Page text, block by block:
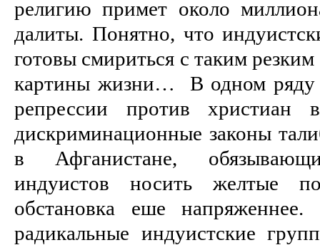
религию примет около
далиты. Понятно, что
готовы смириться с таким
картины жизни… В одном ряду
репрессии про­тив
дискриминационные законы
в Афга­нистане,
индуистов носить жел­тые
обстановка еше
радикальные индуистские